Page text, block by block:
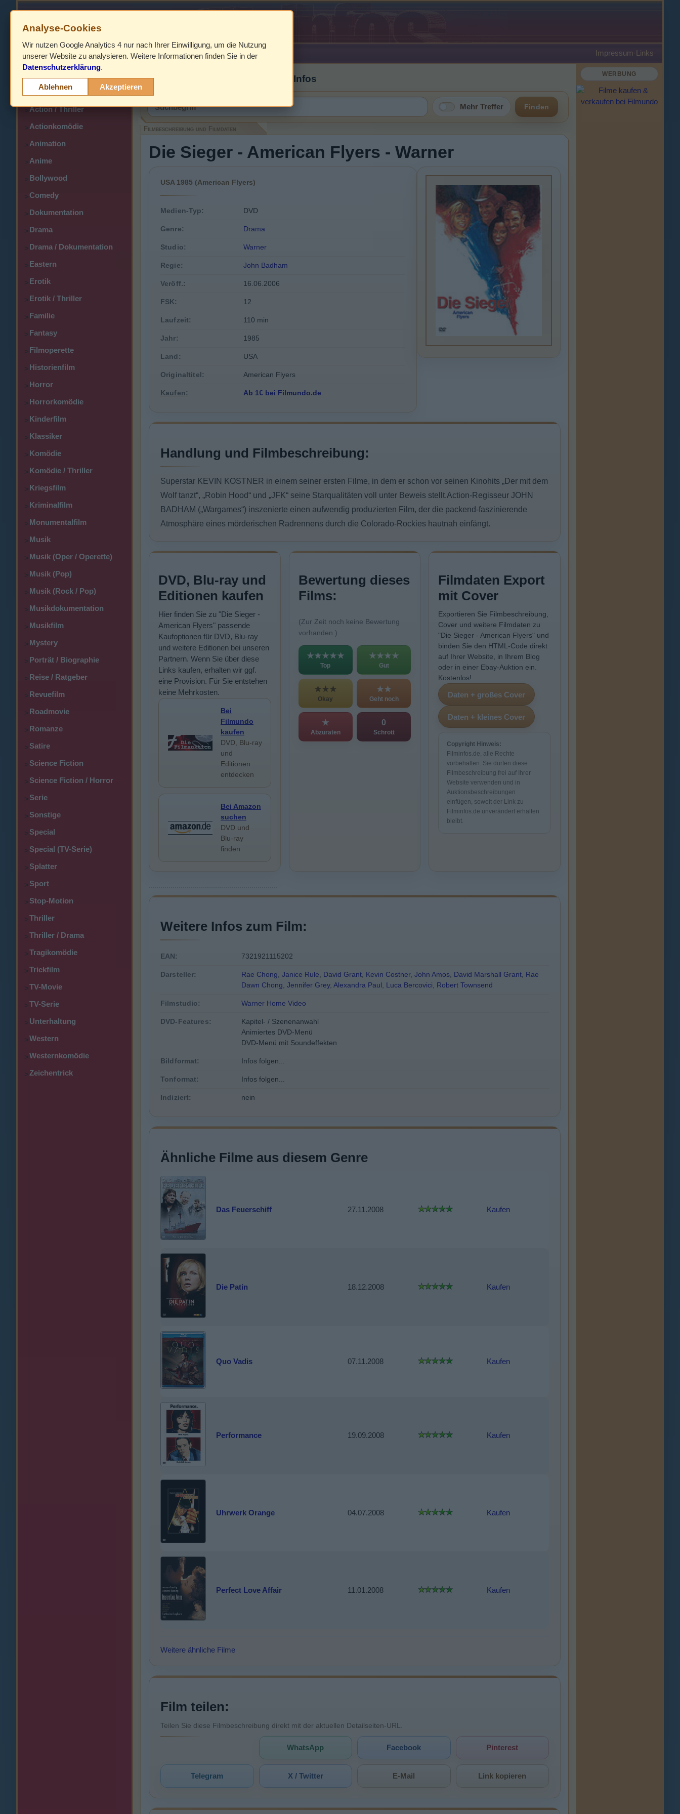
HOME Impressum ·Links·
>
> Action
>Action / Thriller
>Actionkomödie
>Animation
>Anime
>Bollywood
>Comedy
>Dokumentation
>Drama
>Drama / Dokumentation
>Eastern
>Erotik
>Erotik / Thriller
>Familie
>Fantasy
>Filmoperette
>Historienfilm
>Horror
>Horrorkomödie
>Kinderfilm
>Klassiker
>Komödie
>Komödie / Thriller
>Kriegsfilm
>Kriminalfilm
>Monumentalfilm
>Musik
>Musik (Oper / Operette)
>Musik (Pop)
>Musik (Rock / Pop)
>Musikdokumentation
>Musikfilm
>Mystery
>Porträt / Biographie
>Reise / Ratgeber
>Revuefilm
>Roadmovie
>Romanze
>Satire
>Science Fiction
>Science Fiction / Horror
>Serie
>Sonstige
>Special
>Special (TV-Serie)
>Splatter
>Sport
>Stop-Motion
>Thriller
>Thriller / Drama
>Tragikomödie
>Trickfilm
>TV-Movie
>TV-Serie
>Unterhaltung
>Western
>Westernkomödie
>Zeichentrick
Filmbeschreibung, Cover & DVD Infos
Mehr Treffer Finden
Filmbeschreibung und Filmdaten
Die Sieger - American Flyers - Warner
USA 1985 (American Flyers)
Medien-Typ: DVD
Genre: Drama
Studio: Warner
Regie: John Badham
Veröff.: 16.06.2006
FSK: 12
Laufzeit: 110 min
Jahr: 1985
Land: USA
Originaltitel: American Flyers
Kaufen: Ab 1€ bei Filmundo.de
Handlung und Filmbeschreibung:
Superstar KEVIN KOSTNER in einem seiner ersten Filme, in dem er schon vor seinen Kinohits „Der mit dem
Wolf tanzt“, „Robin Hood“ und „JFK“ seine Starqualitäten voll unter Beweis stellt.Action-Regisseur JOHN
BADHAM („Wargames“) inszenierte einen aufwendig produzierten Film, der die packend-faszinierende
Atmosphäre eines mörderischen Radrennens durch die Colorado-Rockies hautnah einfängt.
DVD, Blu-ray und
Editionen kaufen
Hier finden Sie zu "Die Sieger -
American Flyers" passende
Kaufoptionen für DVD, Blu-ray
und weitere Editionen bei unseren
Partnern. Wenn Sie über diese
Links kaufen, erhalten wir ggf.
eine Provision. Für Sie entstehen
keine Mehrkosten.
Bei
Filmundo
kaufen
DVD, Blu-ray
und
Editionen
entdecken
Bei Amazon
suchen
DVD und
Blu-ray
finden
Bewertung dieses
Films:
(Zur Zeit noch keine Bewertung
vorhanden.)
★★★★★
Top
★★★★
Gut
★★★
Okay
★★
Geht noch
★
Abzuraten
0
Schrott
Filmdaten Export
mit Cover
Exportieren Sie Filmbeschreibung,
Cover und weitere Filmdaten zu
"Die Sieger - American Flyers" und
binden Sie den HTML-Code direkt
auf Ihrer Website, in Ihrem Blog
oder in einer Ebay-Auktion ein.
Kostenlos!
Copyright Hinweis:
Filminfos.de, alle Rechte
vorbehalten. Sie dürfen diese
Filmbeschreibung frei auf Ihrer
Website verwenden und in
Auktionsbeschreibungen
einfügen, soweit der Link zu
Filminfos.de unverändert erhalten
bleibt.
Weitere Infos zum Film:
EAN: 7321921115202
Darsteller: Rae Chong Janice Rule David Grant Kevin Costner, John Amos David Marshall Grant Rae
Dawn Chong Jennifer Grey, Alexandra Paul Luca Bercovici Robert Townsend
Filmstudio: Warner Home Video
DVD-Features:
Kapitel- / Szenenanwahl
Animiertes DVD-Menü
DVD-Menü mit Soundeffekten
Bildformat: Infos folgen...
Tonformat: Infos folgen...
Indiziert: nein
Ähnliche Filme aus diesem Genre
Das Feuerschiff 27.11.2008 Kaufen
Die Patin 18.12.2008 Kaufen
Quo Vadis 07.11.2008 Kaufen
Performance 19.09.2008 Kaufen
Uhrwerk Orange 04.07.2008 Kaufen
Perfect Love Affair 11.01.2008 Kaufen
Weitere ähnliche Filme
Film teilen:
Teilen Sie diese Filmbeschreibung direkt mit der aktuellen Detailseiten-URL.
WhatsApp Facebook Pinterest
Telegram X / Twitter E-Mail Link kopieren
WERBUNG
Analyse-Cookies
Wir nutzen Google Analytics 4 nur nach Ihrer Einwilligung, um die Nutzung
unserer Website zu analysieren. Weitere Informationen finden Sie in der
Datenschutzerklärung.
Ablehnen Akzeptieren